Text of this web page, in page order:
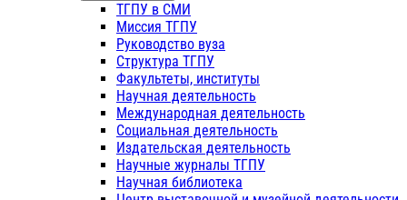
ТГПУ в СМИ
Миссия ТГПУ
Руководство вуза
Структура ТГПУ
Факультеты, институты
Научная деятельность
Международная деятельность
Социальная деятельность
Издательская деятельность
Научные журналы ТГПУ
Научная библиотека